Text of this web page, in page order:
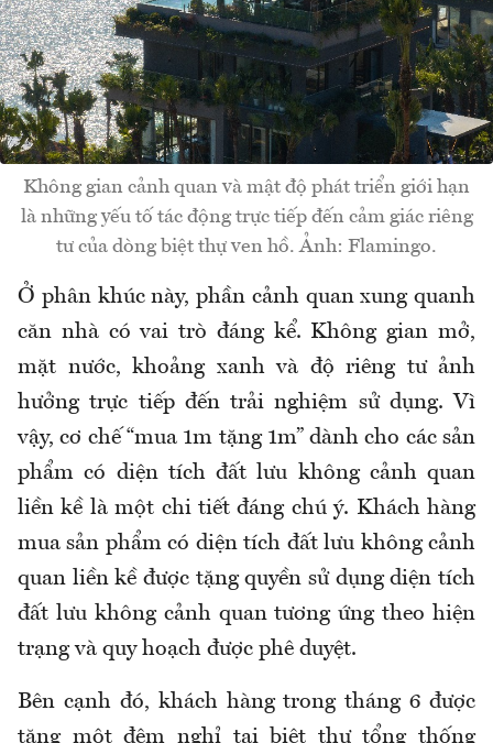
Không gian cảnh quan và mật độ phát triển giới hạn
là những yếu tố tác động trực tiếp đến cảm giác riêng
tư của dòng biệt thự ven hồ. Ảnh: Flamingo.
Ở phân khúc này, phần cảnh quan xung quanh
căn nhà có vai trò đáng kể. Không gian mở,
mặt nước, khoảng xanh và độ riêng tư ảnh
hưởng trực tiếp đến trải nghiệm sử dụng. Vì
vậy, cơ chế “mua 1m tặng 1m” dành cho các sản
phẩm có diện tích đất lưu không cảnh quan
liền kề là một chi tiết đáng chú ý. Khách hàng
mua sản phẩm có diện tích đất lưu không cảnh
quan liền kề được tặng quyền sử dụng diện tích
đất lưu không cảnh quan tương ứng theo hiện
trạng và quy hoạch được phê duyệt.
Bên cạnh đó, khách hàng trong tháng 6 được
tặng một đêm nghỉ tại biệt thự tổng thống